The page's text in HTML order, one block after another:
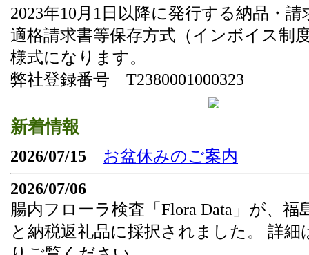
2023年10月1日以降に発行する納品・請
適格請求書等保存方式（インボイス制
様式になります。
弊社登録番号 T2380001000323
新着情報
2026/07/15
お盆休みのご案内
2026/07/06
腸内フローラ検査「Flora Data」が、福
と納税返礼品に採択されました。 詳細